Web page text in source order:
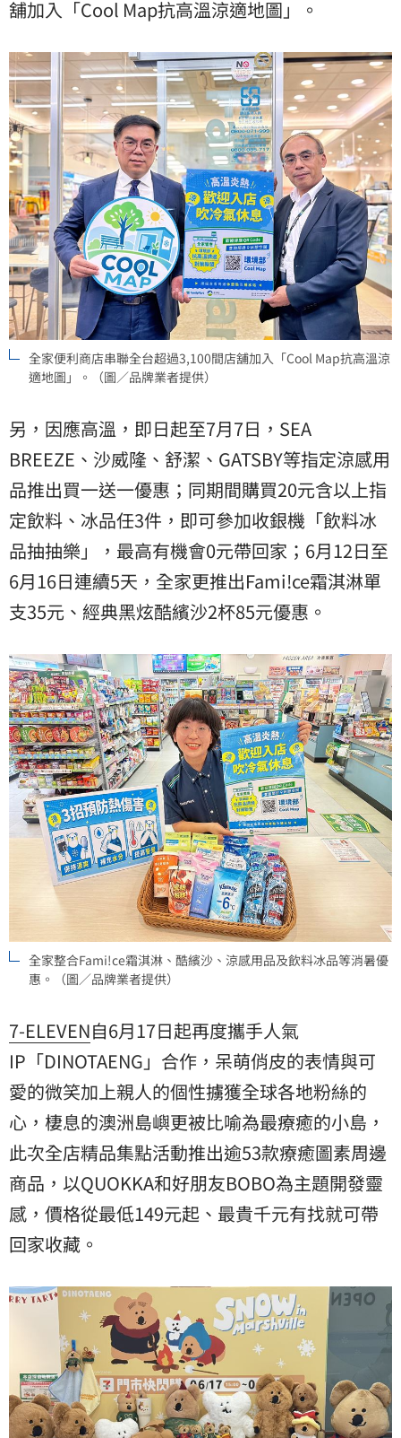
舖加入「Cool Map抗高溫涼適地圖」。
全家便利商店串聯全台超過3,100間店舖加入「Cool Map抗高溫涼
適地圖」。（圖／品牌業者提供）
另，因應高溫，即日起至7月7日，SEA
BREEZE、沙威隆、舒潔、GATSBY等指定涼感用
品推出買一送一優惠；同期間購買20元含以上指
定飲料、冰品任3件，即可參加收銀機「飲料冰
品抽抽樂」，最高有機會0元帶回家；6月12日至
6月16日連續5天，全家更推出Fami!ce霜淇淋單
支35元、經典黑炫酷繽沙2杯85元優惠。
全家整合Fami!ce霜淇淋、酷繽沙、涼感用品及飲料冰品等消暑優
惠。（圖／品牌業者提供）
7-ELEVEN自6月17日起再度攜手人氣
IP「DINOTAENG」合作，呆萌俏皮的表情與可
愛的微笑加上親人的個性擄獲全球各地粉絲的
心，棲息的澳洲島嶼更被比喻為最療癒的小島，
此次全店精品集點活動推出逾53款療癒圖素周邊
商品，以QUOKKA和好朋友BOBO為主題開發靈
感，價格從最低149元起、最貴千元有找就可帶
回家收藏。